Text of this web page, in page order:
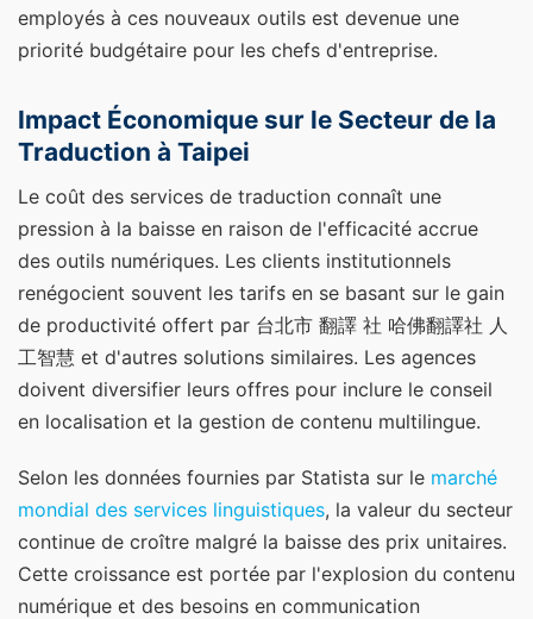
employés à ces nouveaux outils est devenue une
priorité budgétaire pour les chefs d'entreprise.
Impact Économique sur le Secteur de la
Traduction à Taipei
Le coût des services de traduction connaît une
pression à la baisse en raison de l'efficacité accrue
des outils numériques. Les clients institutionnels
renégocient souvent les tarifs en se basant sur le gain
de productivité offert par 台北市 翻譯 社 哈佛翻譯社 人
工智慧 et d'autres solutions similaires. Les agences
doivent diversifier leurs offres pour inclure le conseil
en localisation et la gestion de contenu multilingue.
Selon les données fournies par Statista sur le marché
mondial des services linguistiques, la valeur du secteur
continue de croître malgré la baisse des prix unitaires.
Cette croissance est portée par l'explosion du contenu
numérique et des besoins en communication